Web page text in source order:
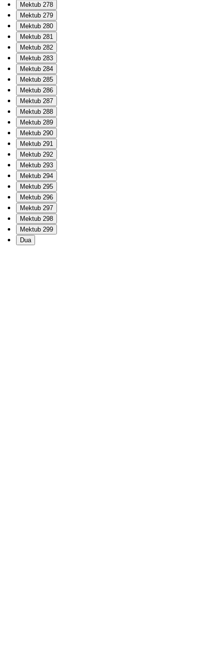
Mektub 278
Mektub 279
Mektub 280
Mektub 281
Mektub 282
Mektub 283
Mektub 284
Mektub 285
Mektub 286
Mektub 287
Mektub 288
Mektub 289
Mektub 290
Mektub 291
Mektub 292
Mektub 293
Mektub 294
Mektub 295
Mektub 296
Mektub 297
Mektub 298
Mektub 299
Dua